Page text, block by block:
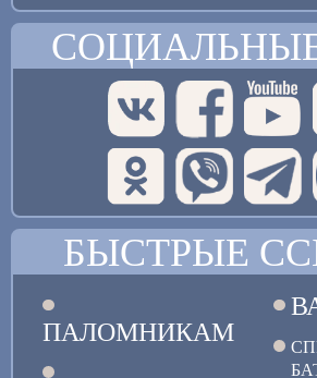
БЫСТРЫЕ
ПАЛОМНИКАМ